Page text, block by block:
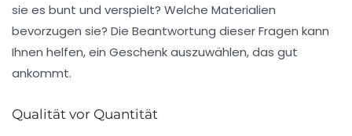
sie es bunt und verspielt? Welche Materialien
bevorzugen sie? Die Beantwortung dieser Fragen kann
Ihnen helfen, ein Geschenk auszuwählen, das gut
ankommt.
Qualität vor Quantität